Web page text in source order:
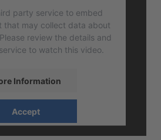
party service to embed
that may collect data about
review the details and
to watch this video.
Information
Accept